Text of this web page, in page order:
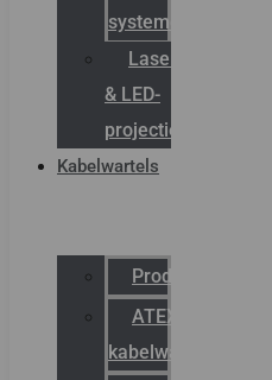
systemen
Laserbelijning
& LED-
projectie
Kabelwartels
Productcatalogus
ATEX
kabelwartels